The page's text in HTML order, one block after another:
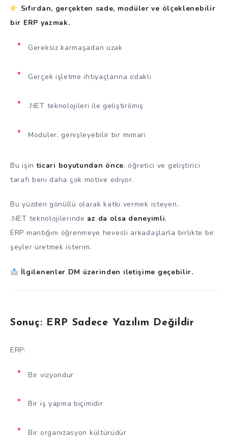
Sıfırdan, gerçekten sade, modüler ve ölçeklenebilir
bir ERP yazmak.
Gereksiz karmaşadan uzak
Gerçek işletme ihtiyaçlarına odaklı
.NET teknolojileri ile geliştirilmiş
Modüler, genişleyebilir bir mimari
Bu işinticari boyutundan önce, öğretici ve geliştirici
tarafı beni daha çok motive ediyor.
Bu yüzden gönüllü olarak katkı vermek isteyen,
.NET teknolojilerinde az da olsa deneyimli,
ERP mantığını öğrenmeye hevesli arkadaşlarla birlikte bir
şeyler üretmek isterim.
İlgilenenler DM üzerinden iletişime geçebilir.
Sonuç: ERP Sadece Yazılım Değildir
ERP:
Bir vizyondur
Bir iş yapma biçimidir
Bir organizasyon kültürüdür